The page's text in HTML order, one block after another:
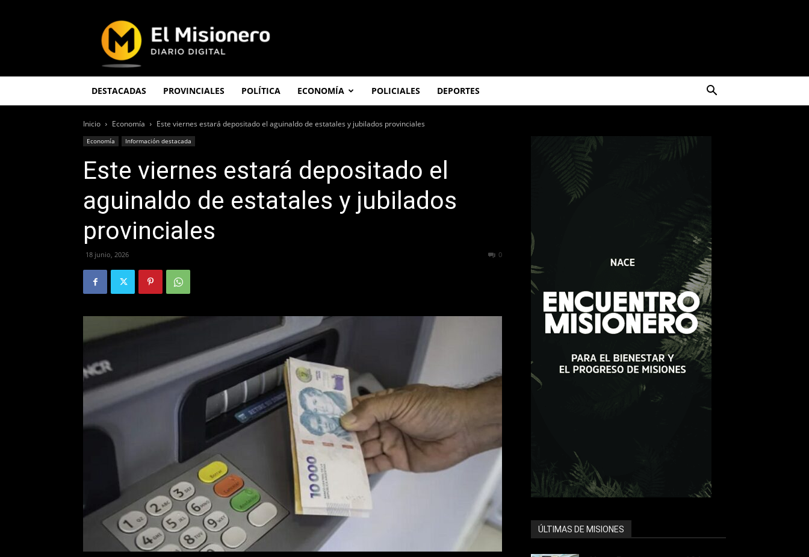
Misionero
DESTACADAS PROVINCIALES POLÍTICA ECONOMÍA POLICIALES DEPORTES
Inicio Economía Este viernes estará depositado el aguinaldo de estatales y jubilados provinciales
Economía Información destacada
Este viernes estará depositado el
aguinaldo de estatales y jubilados
provinciales
18 junio, 2026 0
ÚLTIMAS DE MISIONES